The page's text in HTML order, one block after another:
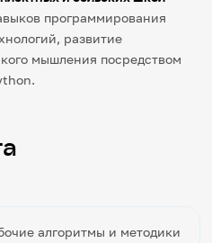
программирования
развитие
мышления посредством
алгоритмы и методики